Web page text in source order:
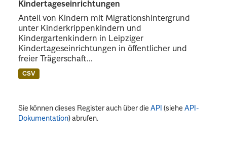
Kindertageseinrichtungen
Anteil von Kindern mit Migrationshintergrund
unter Kinderkrippenkindern und
Kindergartenkindern in Leipziger
Kindertageseinrichtungen in öffentlicher und
freier Trägerschaft...
CSV
Sie können dieses Register auch über dieAPI (sieheAPI-
Dokumentation) abrufen.